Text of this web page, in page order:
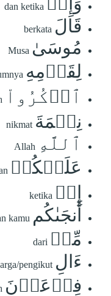
dan ketika
قَالَ berkata
مُوسَىٰ Musa
لِقَوۡمِهِ
ٱذۡكُرُواْ
نِعۡمَةَ nikmat
ٱللَّهِ Allah
عَلَيۡكُمۡ
إِذۡ ketika
أَنجَىٰكُم kamu
مِّنۡ dari
ءَالِ pengikut
فِرۡعَوۡنَ